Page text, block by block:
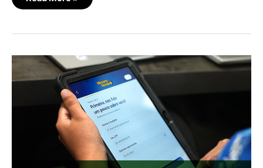
Minuano
aposta
app
fidelizar
consumidor